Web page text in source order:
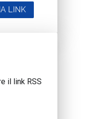
LINK
il link RSS